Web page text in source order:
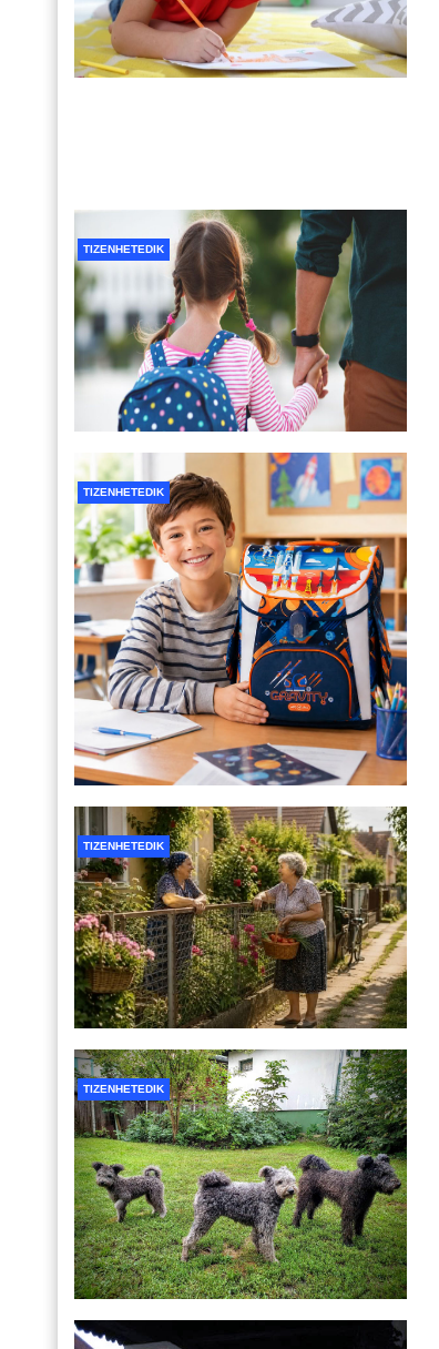
TIZENHETEDIK
TIZENHETEDIK
TIZENHETEDIK
TIZENHETEDIK